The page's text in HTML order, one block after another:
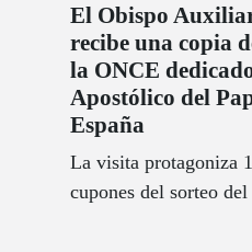
El Obispo
recibe una copia
la ONCE
Apostólico del
España
La visita protagoniza
cupones del sorteo